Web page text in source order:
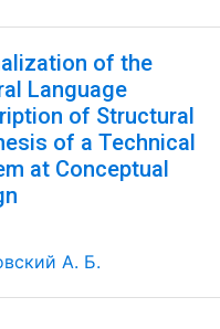
of the
Language
of Structural
of a Technical
at Conceptual
А. Б.